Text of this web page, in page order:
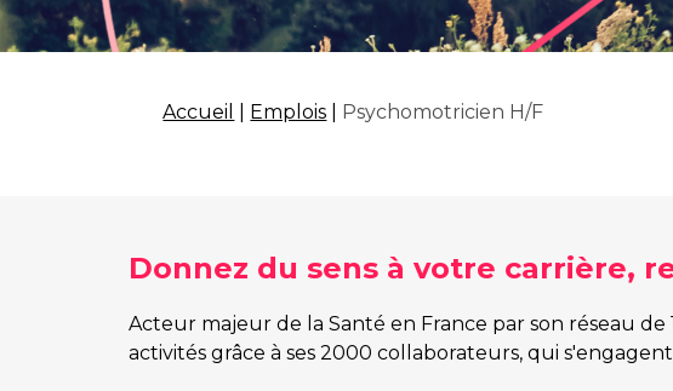
Accueil Emplois Psychomotricien H/F
Donnez du sens à votre carrière,
Acteur majeur de la Santé en France par son réseau
activités grâce à ses 2000 collaborateurs, qui